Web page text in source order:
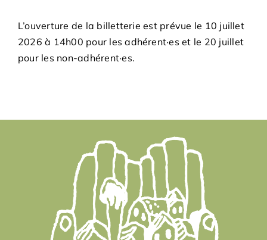
Infos pratiques
L’ouverture de la billetterie est prévue le 10 juillet
2026 à 14h00 pour les adhérent·es et le 20 juillet
pour les non-adhérent·es.